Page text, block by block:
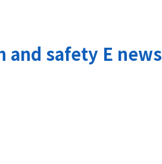
and safety E news